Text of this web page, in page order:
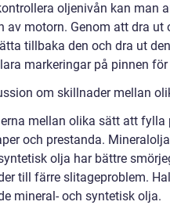
oljenivån kan man
av motorn. Genom att dra
tillbaka den och dra ut
markeringar på pinnen
om skillnader mellan
mellan olika sätt att
och prestanda.
olja har bättre
till färre slitageproblem.
mineral- och syntetisk olja.